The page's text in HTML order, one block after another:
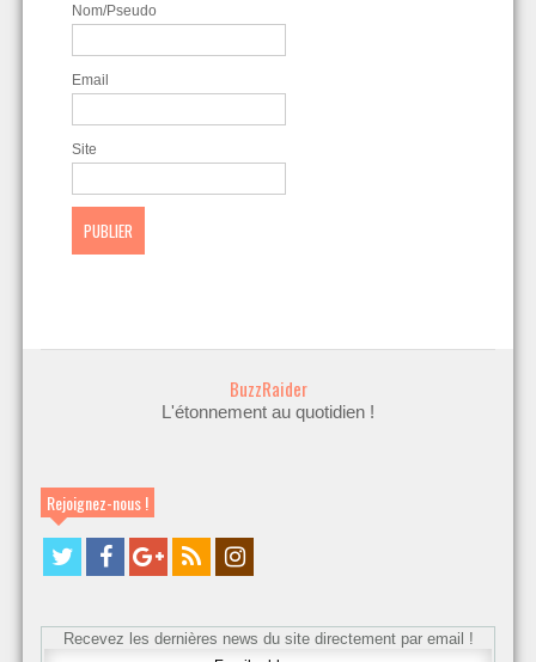
Nom/Pseudo
Email
Site
BuzzRaider
L'étonnement au quotidien !
Rejoignez-nous !
Recevez les dernières news du site directement par email !